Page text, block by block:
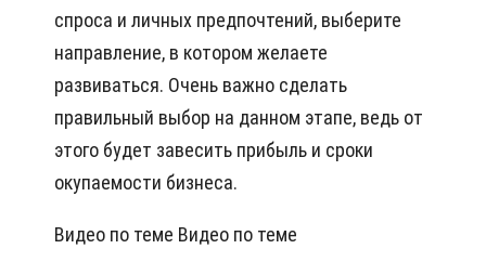
спроса и личных предпочтений, выберите
направление, в котором желаете
развиваться. Очень важно сделать
правильный выбор на данном этапе, ведь от
этого будет завесить прибыль и сроки
окупаемости бизнеса.
Видео по теме Видео по теме